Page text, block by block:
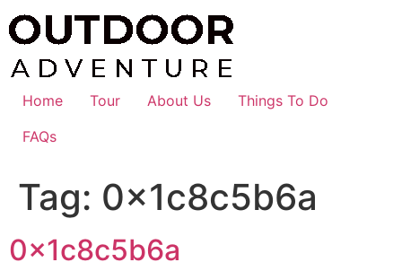
Skip
to
Home Tour About Us
Things To Do
FAQs
Tag: 0x1c8c5b6a
0x1c8c5b6a